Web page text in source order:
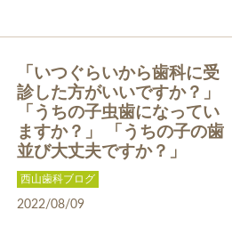
インプラント
「いつぐらいから歯科に受
診した方がいいですか？」
「うちの子虫歯になってい
ますか？」 「うちの子の歯
並び大丈夫ですか？」
西山歯科ブログ
2022/08/09